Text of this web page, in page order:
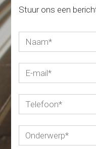
Stuur ons een